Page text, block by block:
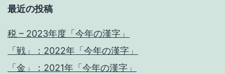
最近の投稿
税 – 2023年度「今年の漢字」
「戦」：2022年「今年の漢字」
「金」：2021年「今年の漢字」